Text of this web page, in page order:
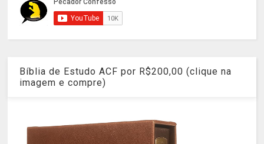
Bíblia de Estudo ACF por R$200,00 (clique na
imagem e compre)